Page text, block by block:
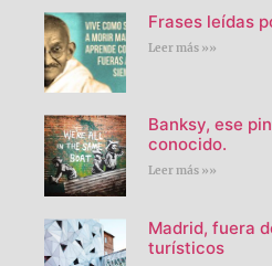
Frases leídas
Leer más »»
Banksy, ese
conocido.
Leer más »»
Madrid, fuera
turísticos